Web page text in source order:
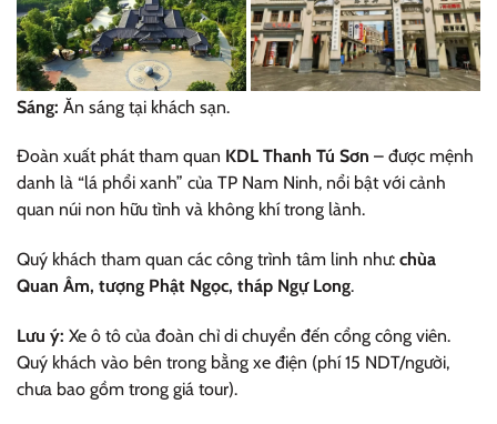
Sáng: Ăn sáng tại khách sạn.
Đoàn xuất phát tham quan KDL Thanh Tú Sơn – được mệnh
danh là “lá phổi xanh” của TP Nam Ninh, nổi bật với cảnh
quan núi non hữu tình và không khí trong lành.
Quý khách tham quan các công trình tâm linh như: chùa
Quan Âm, tượng Phật Ngọc, tháp Ngự Long.
Lưu ý: Xe ô tô của đoàn chỉ di chuyển đến cổng công viên.
Quý khách vào bên trong bằng xe điện (phí 15 NDT/người,
chưa bao gồm trong giá tour).